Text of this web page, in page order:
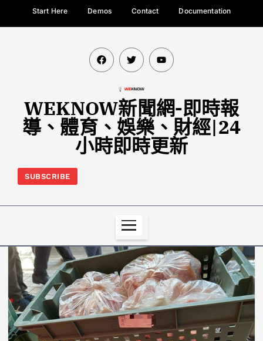
Start Here Demos Contact Documentation
WEKNOW新聞網-即時報
導、體育、娛樂、財經|24
小時即時更新
SUBSCRIBE